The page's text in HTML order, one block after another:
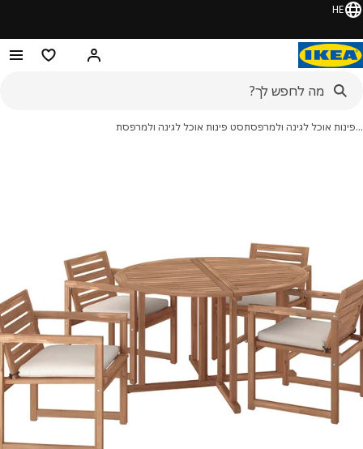
HE
היי! התחברו או הירשמו
מוצרים
אוכל לגינה ולמרפסתסט פינות אוכל לגינה ולמרפסת